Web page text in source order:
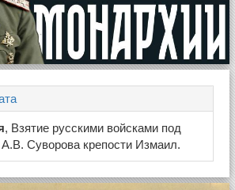
, Взятие русскими войсками под
Суворова крепости Измаил.